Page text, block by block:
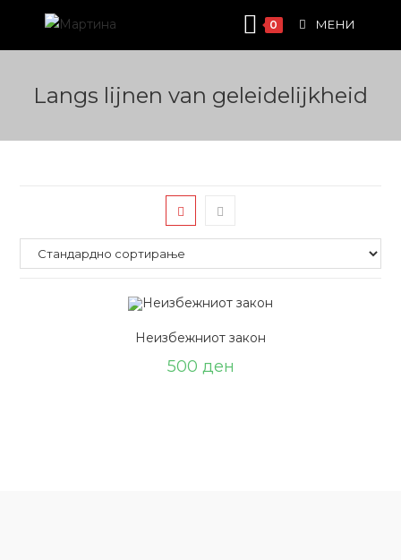
content
0 МЕНИ
Langs lijnen van geleidelijkheid
Неизбежниот закон
500 ден